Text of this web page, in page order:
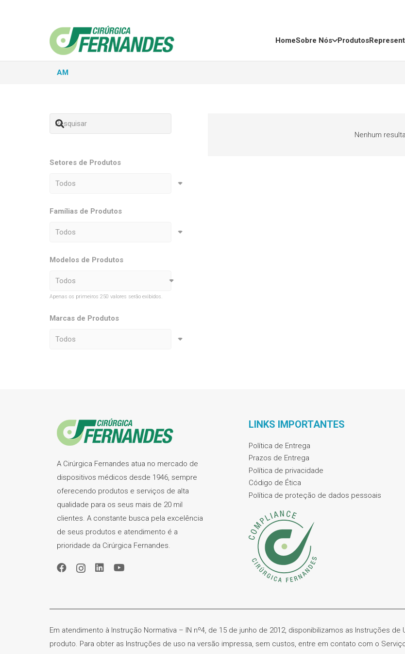
HomeSobre Nós Produtos
AM
Setores de Produtos
Famílias de Produtos
Modelos de Produtos
Apenas os primeiros 250 valores serão exibidos.
Marcas de Produtos
Nenhum
A Cirúrgica Fernandes atua no mercado de
dispositivos médicos desde 1946, sempre
oferecendo produtos e serviços de alta
qualidade para os seus mais de 20 mil
clientes. A constante busca pela excelência
de seus produtos e atendimento é a
prioridade da Cirúrgica Fernandes.
LINKS IMPORTANTES
Política de Entrega
Prazos de Entrega
Política de privacidade
Código de Ética
Política de proteção de dados pessoais
Em atendimento à Instrução Normativa – IN nº4, de 15 de junho de 2012, disponibilizamos as Instruções
produto. Para obter as Instruções de uso na versão impressa, sem custos, entre em contato com o